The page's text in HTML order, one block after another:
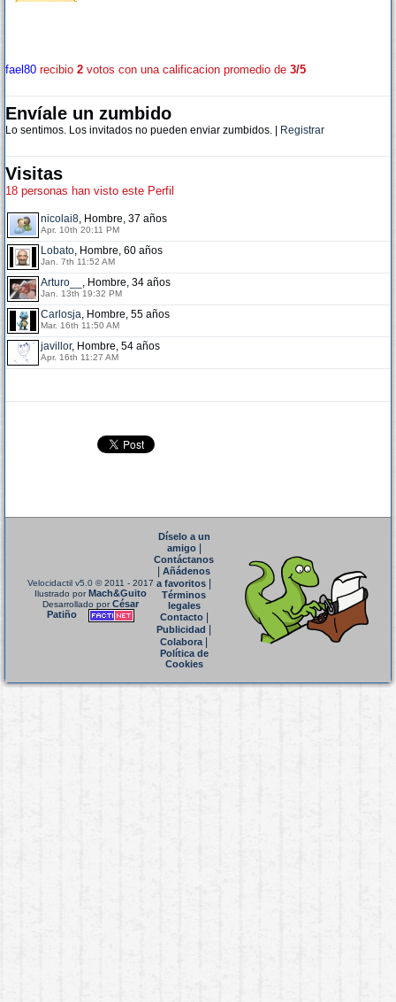
fael80 recibio 2 votos con una calificacion promedio de 3/5
Envíale un zumbido
Lo sentimos. Los invitados no pueden enviar zumbidos. | Registrar
Visitas
18 personas han visto este Perfil
nicolai8, Hombre, 37 años
Apr. 10th 20:11 PM
Lobato, Hombre, 60 años
Jan. 7th 11:52 AM
Arturo__ , Hombre, 34 años
Jan. 13th 19:32 PM
Carlosja, Hombre, 55 años
Mar. 16th 11:50 AM
javillor, Hombre, 54 años
Apr. 16th 11:27 AM
Velocidactil v5.0 © 2011 - 2017
Ilustrado porMach&Guito
Desarrollado porCésar
Patiño
Díselo a un
amigo|
Contáctanos
Añádenos
a favoritos
Términos
legales
Contacto|
Publicidad
Colabora|
Política de
Cookies